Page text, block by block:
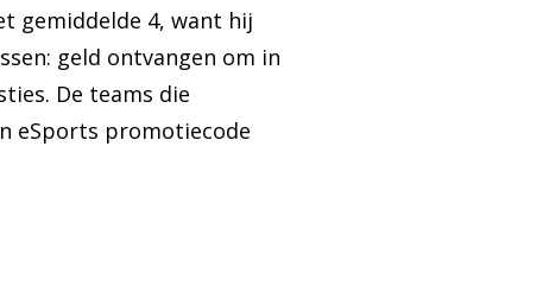
gemiddelde 4, want hij
geld ontvangen om in
De teams die
eSports promotiecode